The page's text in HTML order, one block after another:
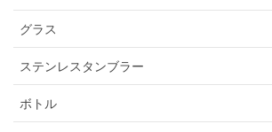
グラス
ステンレスタンブラー
ボトル